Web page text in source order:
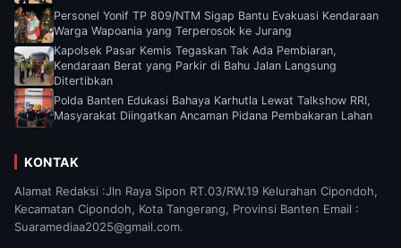
Personel Yonif TP 809/NTM Sigap Bantu Evakuasi Kendaraan
Warga Wapoania yang Terperosok ke Jurang
Kapolsek Pasar Kemis Tegaskan Tak Ada Pembiaran,
Kendaraan Berat yang Parkir di Bahu Jalan Langsung
Ditertibkan
Polda Banten Edukasi Bahaya Karhutla Lewat Talkshow RRI,
Masyarakat Diingatkan Ancaman Pidana Pembakaran Lahan
KONTAK
Alamat Redaksi :Jln Raya Sipon RT.03/RW.19 Kelurahan Cipondoh,
Kecamatan Cipondoh, Kota Tangerang, Provinsi Banten Email :
Suaramediaa2025@gmail.com.